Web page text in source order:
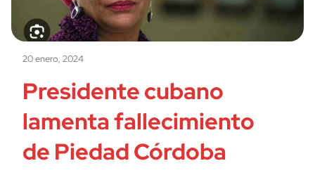
20 enero, 2024
Presidente cubano
lamenta fallecimiento
de Piedad Córdoba